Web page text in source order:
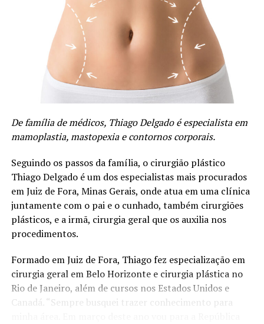
Ebooks que Compartilham o Conhecimento:
Neto não apenas coloca em prática suas técnicas no
Instituto Ernesto Neto, mas também compartilha seu
conhecimento através de ebooks. Em suas obras, ele
revela o método inventado que tem sido a chave para
alcançar resultados expressivos no tratamento de dores
crônicas e doenças autoimunes. Seus ebooks têm sido
considerados como um guia indispensável para
profissionais da saúde que buscam aprimorar suas
habilidades de tratamento.
Protocolos Inovadores para Profissionais da Saúde:
Um dos grandes destaques da trajetória de Ernesto Neto
é a criação de protocolos inovadores. Esses protocolos
são projetados para ensinar profissionais da saúde a
alcançarem resultados eficazes, rápidos e seguros em
seus tratamentos para dores crônicas e doenças
realizados, esses protocolos têm demonstrado uma taxa
de sucesso impressionante.
Abordagem Profunda Integrativa:O CEO enfatiza a
De família de médicos, Thiago Delgado é especialista em
mamoplastia, mastopexia e contornos corporais.
Seguindo os passos da família, o cirurgião plástico
Thiago Delgado é um dos especialistas mais procurados
em Juiz de Fora, Minas Gerais, onde atua em uma clínica
juntamente com o pai e o cunhado, também cirurgiões
plásticos, e a irmã, cirurgia geral que os auxilia nos
procedimentos.
Formado em Juiz de Fora, Thiago fez especialização em
cirurgia geral em Belo Horizonte e cirurgia plástica no
Rio de Janeiro, além de cursos nos Estados Unidos e
Canadá. “Sempre busquei trazer conhecimento para